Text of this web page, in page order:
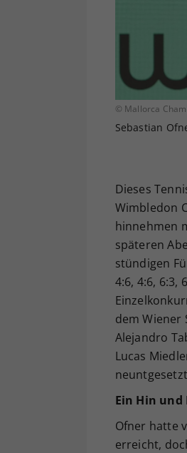
© Mallorca
Sebastian
Dieses
Wimbledon
hinnehmen
späteren
stündigen
4:6, 4:6,
dem Wiener
Alejandro
Lucas
Ein Hin und
Ofner hatte
erreicht,